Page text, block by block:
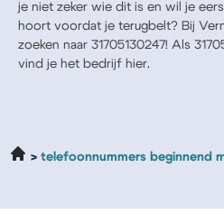
je niet zeker wie dit is en wil je
hoort voordat je terugbelt? Bij
zoeken naar 31705130247! Als
vind je het bedrijf hier.
telefoonnummers beginnend